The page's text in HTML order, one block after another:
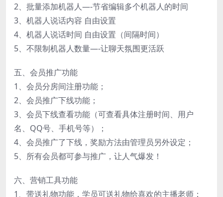
2、批量添加机器人—-节省编辑多个机器人的时间
3、机器人说话内容 自由设置
4、机器人说话时间 自由设置（间隔时间）
5、不限制机器人数量—-让聊天氛围更活跃
五、会员推广功能
1、会员分房间注册功能；
2、会员推广下线功能；
3、会员下线查看功能（可查看具体注册时间、用户
名、QQ号、手机号等）；
4、会员推广了下线，奖励方法由管理员另外设定；
5、所有会员都可参与推广，让人气爆发！
六、营销工具功能
1、带送礼物功能，学员可送礼物给喜欢的主播老师；